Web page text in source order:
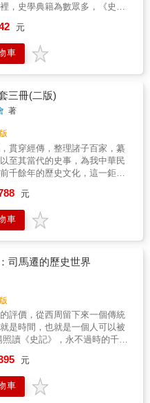
，史學典籍為數眾多，《史
終漢武帝元狩元年（西元前122
歷史，是中國古代最著名的古
為二十四史之首。 & ■ 本書
是一部歷史經典，還是一部集
體的傳記故事。本書就是基於
點而編撰的。魯迅曾對《史
經典：史家之絕唱，無韻之
「無韻」部分，即《史記》的
紀、世家、列傳。這三種體例
及其歷史事蹟的，集歷史性、
於一體，《史記》的獨特之
是一部有思想、有靈魂的生活
顧中國過去五千年的歷史，每
一處都值得人們去感受、去品味。 &
元
車
三冊(二版)
著
貫穿經傳，整理諸子百家，纂
至其當代的史事，為我中華民
千餘年的歷史文化，這一鉅
的歷史文化，必讀史記，但因
有相當學力的人是不易讀通
術分科，除專門文史學研究者
一百三十卷譯為今日通行的白
前的鉅著，人人能讀而無阻
十萬字，分裝三大冊。
元
車
司馬遷的歷史世界
評價，從西周留下來一個傳統
是時間，也就是一個人可以被
，叩問權力
正重要的不是事
事實之間的關係，或者進一步
元
車